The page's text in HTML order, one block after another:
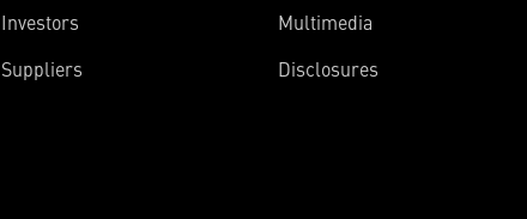
Investors
Suppliers
Multimedia
Disclosures